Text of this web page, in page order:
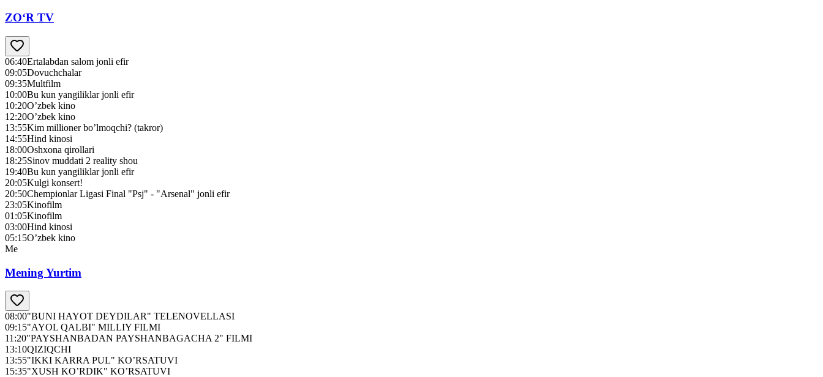
ZO‘R TV
06:40Ertalabdan salom jonli efir
09:05Dovuchchalar
09:35Multfilm
10:00Bu kun yangiliklar jonli efir
10:20O’zbek kino
12:20O’zbek kino
13:55Kim millioner bo’lmoqchi? (takror)
14:55Hind kinosi
18:00Oshxona qirollari
18:25Sinov muddati 2 reality shou
19:40Bu kun yangiliklar jonli efir
20:05Kulgi konsert!
20:50Chempionlar Ligasi Final "Psj" - "Arsenal" jonli efir
23:05Kinofilm
01:05Kinofilm
03:00Hind kinosi
05:15O’zbek kino
Me
Mening Yurtim
08:00"BUNI HAYOT DEYDILAR" TELENOVELLASI
09:15"AYOL QALBI" MILLIY FILMI
11:20"PAYSHANBADAN PAYSHANBAGACHA 2" FILMI
13:10QIZIQCHI
13:55"IKKI KARRA PUL" KO’RSATUVI
15:35"XUSH KO’RDIK" KO’RSATUVI